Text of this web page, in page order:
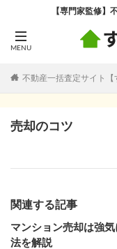
【専門家監修】
不動産一括査定サイト【
売却のコツ
関連する記事
マンション売却は強
法を解説